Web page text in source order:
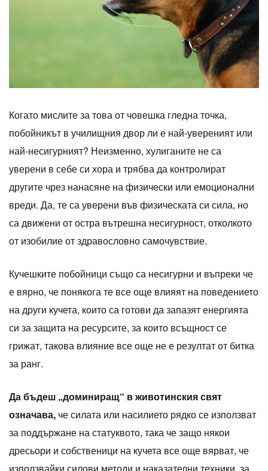
Когато мислите за това от човешка гледна точка,
побойникът в училищния двор ли е най-увереният или
най-несигурният? Неизменно, хулиганите не са
уверени в себе си хора и трябва да контролират
другите чрез нанасяне на физически или емоционални
вреди. Да, те са уверени във физическата си сила, но
са движени от остра вътрешна несигурност, отколкото
от изобилие от здравословно самочувствие.
Кучешките побойници също са несигурни и въпреки че
е вярно, че понякога те все още влияят на поведението
на други кучета, които са готови да запазят енергията
си за защита на ресурсите, за които всъщност се
грижат, такова влияние все още не е резултат от битка
за ранг.
Да бъдеш „доминиращ“ в животинския свят
означава, че силата или насилието рядко се използват
за поддържане на статуквото, така че защо някои
дресьори и собственици на кучета все още вярват, че